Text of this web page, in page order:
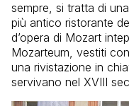
sempre, si tratta di
più antico ristorante
d’opera di Mozart
Mozarteum, vestiti
una rivistazione in
servivano nel XVIII